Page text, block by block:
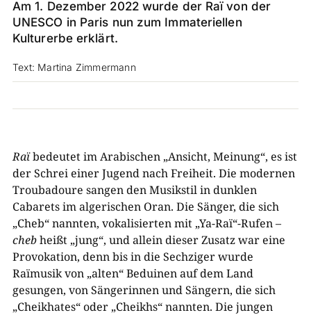
Am 1. Dezember 2022 wurde der Raï von der
UNESCO in Paris nun zum Immateriellen
Kulturerbe erklärt.
Text: Martina Zimmermann
Raïbedeutet im Arabischen „Ansicht, Meinung“, es ist
der Schrei einer Jugend nach Freiheit. Die modernen
Troubadoure sangen den Musikstil in dunklen
Cabarets im algerischen Oran. Die Sänger, die sich
„Cheb“ nannten, vokalisierten mit „Ya-Raï“-Rufen –
chebheißt „jung“, und allein dieser Zusatz war eine
Provokation, denn bis in die Sechziger wurde
Raïmusik von „alten“ Beduinen auf dem Land
gesungen, von Sängerinnen und Sängern, die sich
„Cheikhates“ oder „Cheikhs“ nannten. Die jungen